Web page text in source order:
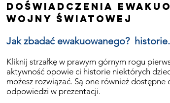
Doświadczenia
wojny światowej
Jak zbadać ewakuowanego? historie.
Kliknij strzałkę w prawym górnym rogu
aktywność opowie ci historie niektórych
możesz rozwiązać. Są one również
odpowiedzi w prezentacji.